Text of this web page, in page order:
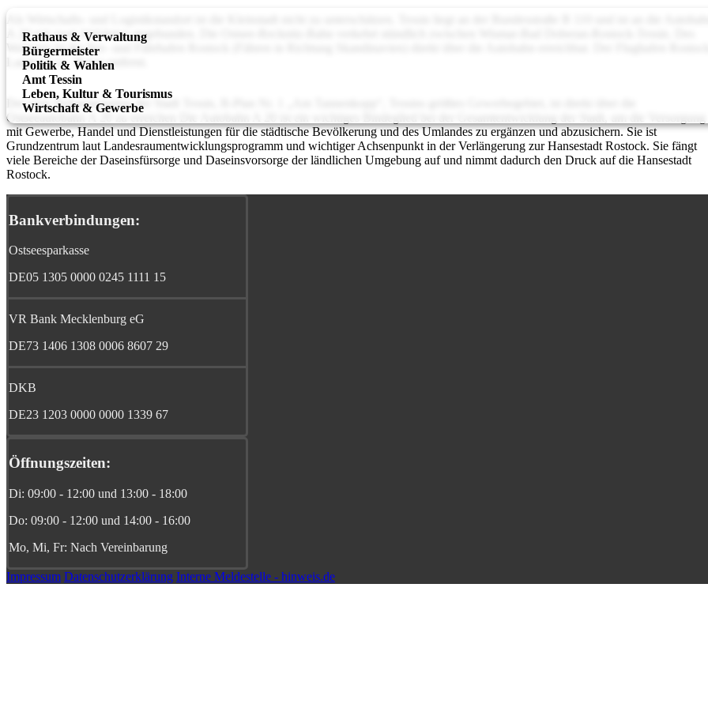
Rathaus & Verwaltung
Bürgermeister
Politik & Wahlen
Amt Tessin
Leben, Kultur & Tourismus
Wirtschaft & Gewerbe
A 20 mit zwei Abfahrten angebunden. Die Ostsee-Recknitz-Bahn verkehrt stündlich zwischen Wismar-Bad Doberan-Rostock-Tessin. Des
Weiteren ist der See- und Fährhafen Rostock (Fähren in Richtung Skandinavien) direkt über die Autobahn erreichbar. Der Flughafen Rostock-
Laage ist ca. 30 km entfernt.
Der erste Bebauungsplan der Stadt Tessin, B-Plan Nr. 1 „Am Tannenkopp“, Tessins größtes Gewerbegebiet, ist direkt über die
Ostseeautobahn A 20 zu erreichen Die Autobahn A 20 ist ein wichtiges Bindeglied bei der Gesamtentwicklung der Stadt, um die Versorgung
mit Gewerbe, Handel und Dienstleistungen für die städtische Bevölkerung und des Umlandes zu ergänzen und abzusichern. Sie ist
Grundzentrum laut Landesraumentwicklungsprogramm und wichtiger Achsenpunkt in der Verlängerung zur Hansestadt Rostock. Sie fängt
viele Bereiche der Daseinsfürsorge und Daseinsvorsorge der ländlichen Umgebung auf und nimmt dadurch den Druck auf die Hansestadt
Rostock.
Bankverbindungen:
Ostseesparkasse
DE05 1305 0000 0245 1111 15
VR Bank Mecklenburg eG
DE73 1406 1308 0006 8607 29
DKB
DE23 1203 0000 0000 1339 67
Öffnungszeiten:
Di: 09:00 - 12:00 und 13:00 - 18:00
Do: 09:00 - 12:00 und 14:00 - 16:00
Mo, Mi, Fr: Nach Vereinbarung
Impressum Datenschutzerklärung Interne Meldestelle - hinweis.de